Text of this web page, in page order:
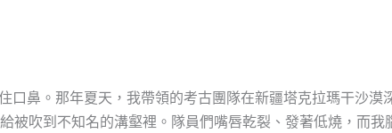
鼻。那年夏天，我帶領的考古團隊在新疆塔克拉瑪干沙漠
吹到不知名的溝壑裡。隊員們嘴唇乾裂、發著低燒，而我